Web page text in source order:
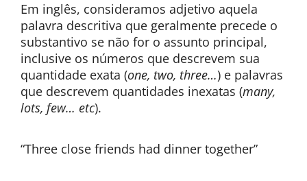
Em inglês, consideramos adjetivo aquela
palavra descritiva que geralmente precede o
substantivo se não for o assunto principal,
inclusive os números que descrevem sua
quantidade exata (one, two, three…) e palavras
que descrevem quantidades inexatas (many,
lots, few… etc).
“Three close friends had dinner together”